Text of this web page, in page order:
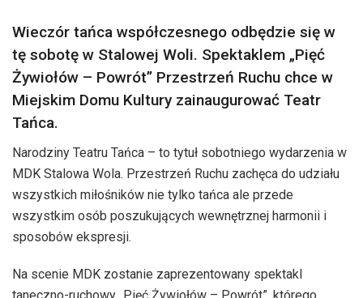
Wieczór tańca współczesnego odbędzie się w
tę sobotę w Stalowej Woli. Spektaklem „Pięć
Żywiołów – Powrót” Przestrzeń Ruchu chce w
Miejskim Domu Kultury zainaugurować Teatr
Tańca.
Narodziny Teatru Tańca – to tytuł sobotniego wydarzenia w
MDK Stalowa Wola. Przestrzeń Ruchu zachęca do udziału
wszystkich miłośników nie tylko tańca ale przede
wszystkim osób poszukujących wewnętrznej harmonii i
sposobów ekspresji.
Na scenie MDK zostanie zaprezentowany spektakl